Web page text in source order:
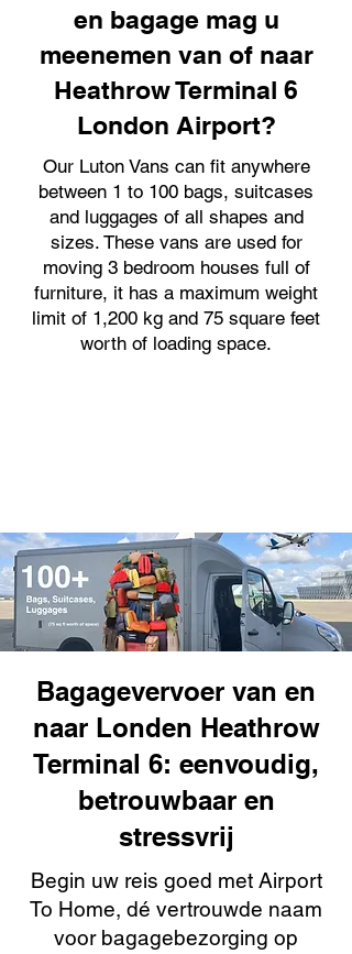
en bagage mag u
meenemen van of naar
Heathrow Terminal 6
London Airport?
Our Luton Vans can fit anywhere
between 1 to 100 bags, suitcases
and luggages of all shapes and
sizes. These vans are used for
moving 3 bedroom houses full of
furniture, it has a maximum weight
limit of 1,200 kg and 75 square feet
worth of loading space.
Bagagevervoer van en
naar Londen Heathrow
Terminal 6: eenvoudig,
betrouwbaar en
stressvrij
Begin uw reis goed met Airport
To Home, dé vertrouwde naam
voor bagagebezorging op